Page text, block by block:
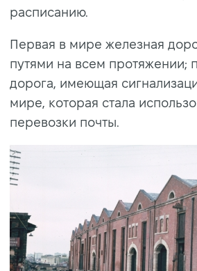
расписанию.
Первая в мире железная
путями на всем протяжении;
дорога, имеющая
мире, которая стала
перевозки почты.